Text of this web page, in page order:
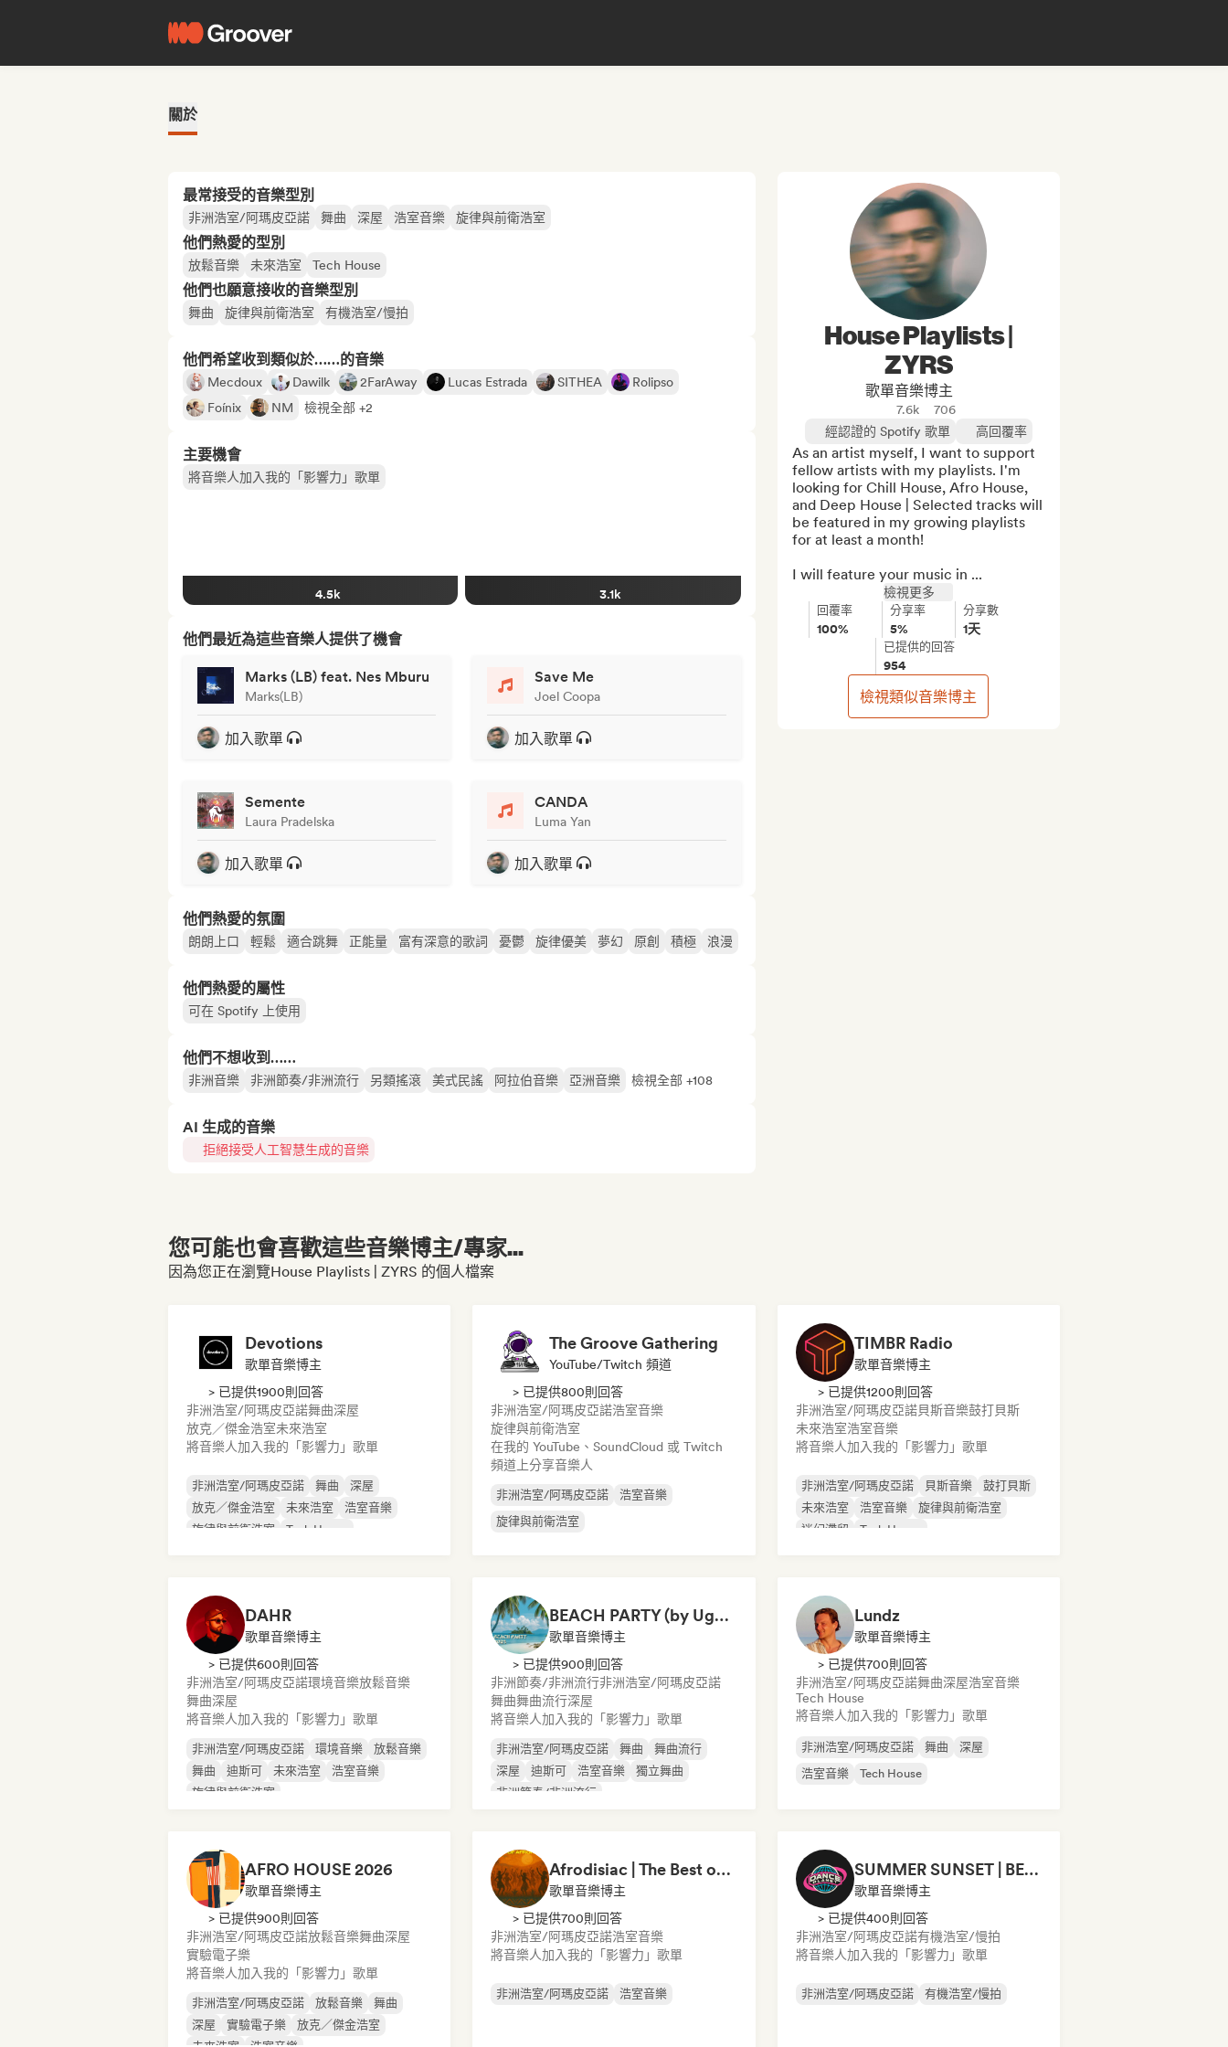
關於
最常接受的音樂型別
非洲浩室/阿瑪皮亞諾 舞曲 深屋 浩室音樂 旋律與前衛浩室
他們熱愛的型別
放鬆音樂 未來浩室 Tech House
他們也願意接收的音樂型別
舞曲 旋律與前衛浩室 有機浩室/慢拍
他們希望收到類似於……的音樂
Mecdoux Dawilk 2FarAway Lucas Estrada SITHEA
Rolipso
Foínix
NM 檢視全部 +2
主要機會
將音樂人加入我的「影響力」歌單
4.5k 3.1k
他們最近為這些音樂人提供了機會
Marks (LB) feat. Nes Mburu
Marks(LB)
加入歌單
Save Me
Joel Coopa
加入歌單
Semente
Laura Pradelska
加入歌單
CANDA
Luma Yan
加入歌單
他們熱愛的氛圍
朗朗上口 輕鬆 適合跳舞 正能量 富有深意的歌詞 憂鬱 旋律優美 夢幻 原創 積極 浪漫
他們熱愛的屬性
可在 Spotify 上使用
他們不想收到……
非洲音樂 非洲節奏/非洲流行 另類搖滾 美式民謠 阿拉伯音樂 亞洲音樂 檢視全部 +108
AI 生成的音樂
拒絕接受人工智慧生成的音樂
House Playlists |
ZYRS
歌單音樂博主
7.6k
706
經認證的 Spotify 歌單
高回覆率
As an artist myself, I want to support
fellow artists with my playlists. I'm
looking for Chill House, Afro House,
and Deep House | Selected tracks will
be featured in my growing playlists
for at least a month!
I will feature your music in ...
檢視更多
回覆率
100%
分享率
5%
分享數
1天
已提供的回答
954
檢視類似音樂博主
您可能也會喜歡這些音樂博主/專家...
因為您正在瀏覽House Playlists | ZYRS 的個人檔案
Devotions
歌單音樂博主
> 已提供1900則回答
非洲浩室/阿瑪皮亞諾舞曲深屋
放克／傑金浩室未來浩室
將音樂人加入我的「影響力」歌單
非洲浩室/阿瑪皮亞諾 舞曲
深屋
放克／傑金浩室
未來浩室
浩室音樂
旋律與前衛浩室
Tech House
The Groove Gathering
YouTube/Twitch 頻道
> 已提供800則回答
非洲浩室/阿瑪皮亞諾浩室音樂
旋律與前衛浩室
在我的 YouTube、SoundCloud 或 Twitch
頻道上分享音樂人
非洲浩室/阿瑪皮亞諾
浩室音樂
旋律與前衛浩室
TIMBR Radio
歌單音樂博主
> 已提供1200則回答
非洲浩室/阿瑪皮亞諾貝斯音樂鼓打貝斯
未來浩室浩室音樂
將音樂人加入我的「影響力」歌單
非洲浩室/阿瑪皮亞諾 貝斯音樂
鼓打貝斯
未來浩室
浩室音樂
旋律與前衛浩室
迷幻滯留
Tech House
DAHR
歌單音樂博主
> 已提供600則回答
非洲浩室/阿瑪皮亞諾環境音樂放鬆音樂
舞曲深屋
將音樂人加入我的「影響力」歌單
非洲浩室/阿瑪皮亞諾 環境音樂
放鬆音樂
舞曲
迪斯可 未來浩室
浩室音樂
旋律與前衛浩室
BEACH PARTY (by Ugg’A)
歌單音樂博主
> 已提供900則回答
非洲節奏/非洲流行非洲浩室/阿瑪皮亞諾
舞曲舞曲流行深屋
將音樂人加入我的「影響力」歌單
非洲浩室/阿瑪皮亞諾 舞曲
舞曲流行
深屋
迪斯可 浩室音樂
獨立舞曲
非洲節奏/非洲流行
Lundz
歌單音樂博主
> 已提供700則回答
非洲浩室/阿瑪皮亞諾舞曲深屋浩室音樂
Tech House
將音樂人加入我的「影響力」歌單
非洲浩室/阿瑪皮亞諾 舞曲
深屋
浩室音樂
Tech House
AFRO HOUSE 2026
歌單音樂博主
> 已提供900則回答
非洲浩室/阿瑪皮亞諾放鬆音樂舞曲深屋
實驗電子樂
將音樂人加入我的「影響力」歌單
非洲浩室/阿瑪皮亞諾 放鬆音樂
舞曲
深屋
實驗電子樂
放克／傑金浩室
Afrodisiac | The Best of Afro House
歌單音樂博主
> 已提供700則回答
非洲浩室/阿瑪皮亞諾浩室音樂
將音樂人加入我的「影響力」歌單
非洲浩室/阿瑪皮亞諾 浩室音樂
SUMMER SUNSET | BEACH BAR 2026
歌單音樂博主
> 已提供400則回答
非洲浩室/阿瑪皮亞諾有機浩室/慢拍
將音樂人加入我的「影響力」歌單
非洲浩室/阿瑪皮亞諾 有機浩室/慢拍